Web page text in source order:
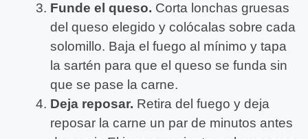
Funde el queso. Corta lonchas gruesas
del queso elegido y colócalas sobre cada
solomillo. Baja el fuego al mínimo y tapa
la sartén para que el queso se funda sin
que se pase la carne.
Deja reposar. Retira del fuego y deja
reposar la carne un par de minutos antes